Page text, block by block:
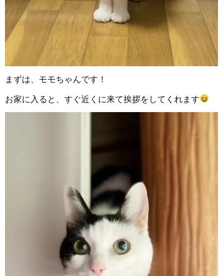
まずは、モモちゃんです！
お家に入ると、すぐ近くに来て挨拶をしてくれます